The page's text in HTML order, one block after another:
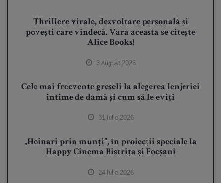
Thrillere virale, dezvoltare personală și
povești care vindecă. Vara aceasta se citește
Alice Books!
3 August 2026
Cele mai frecvente greșeli la alegerea lenjeriei
intime de damă și cum să le eviți
31 Iulie 2026
„Hoinari prin munți”, în proiecții speciale la
Happy Cinema Bistrița și Focșani
24 Iulie 2026